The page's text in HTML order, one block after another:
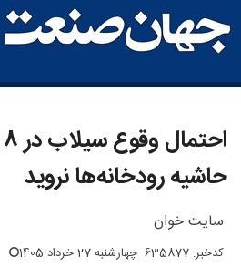
حاشیه رودخانه‌ها نروید
سایت خوان
کدخبر: 635877 چهارشنبه 27 خرداد 1405